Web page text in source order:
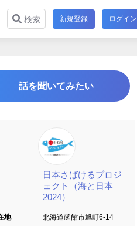
検索 新規登録 ログイン
話を聞いてみたい
日本さばけるプロジ
ェクト（海と日本
2024）
地 北海道函館市旭町6-14